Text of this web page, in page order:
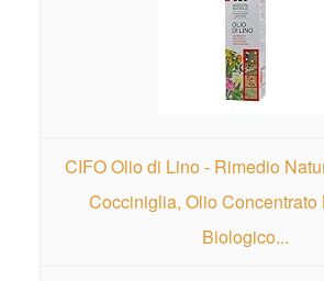
CIFO Olio di Lino - Rimedio
Cocciniglia, Olio Concentrato
Biologico...